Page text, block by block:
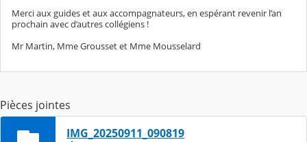
Merci aux guides et aux accompagnateurs, en espérant revenir l’an
prochain avec d’autres collégiens !
Mr Martin, Mme Grousset et Mme Mousselard
Pièces jointes
IMG_20250911_090819